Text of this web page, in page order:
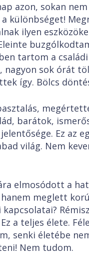
sokan nem
különbséget!
ilyen
tartom a
sok órát
így. Bölcs
barátok,
Ez az
világ. Nem
a
meglett
a teljes élete.
senki életébe
Nem tudom.